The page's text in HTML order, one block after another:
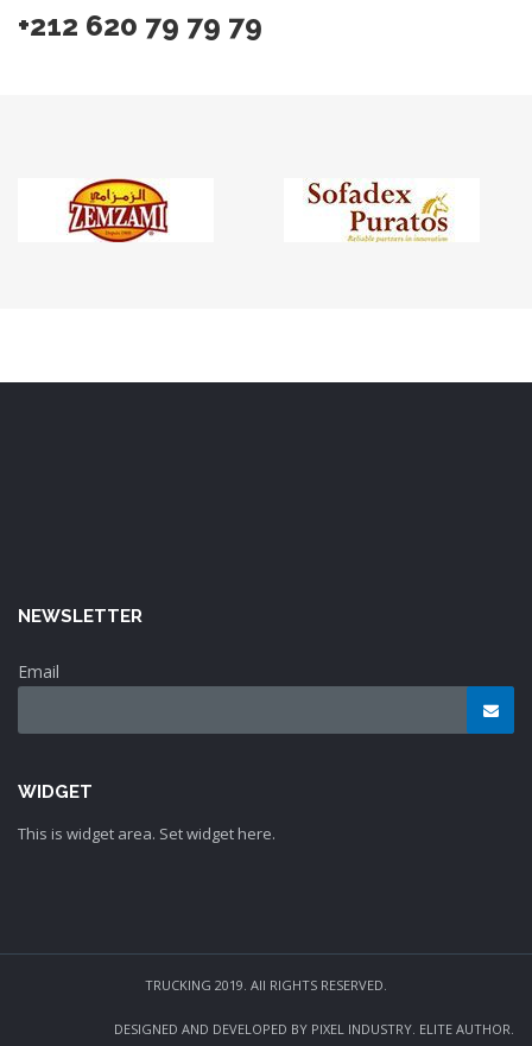
+212 620 79 79 79
NEWSLETTER
Email
WIDGET
This is widget area. Set widget here.
TRUCKING 2019. All RIGHTS RESERVED.
DESIGNED AND DEVELOPED BY PIXEL INDUSTRY. ELITE AUTHOR.